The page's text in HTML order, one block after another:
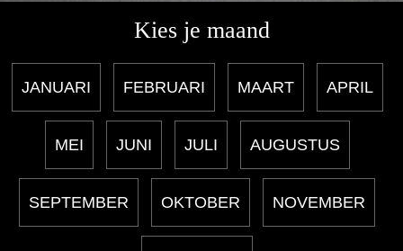
Kies je maand
JANUARI FEBRUARI MAART APRIL
MEI JUNI JULI AUGUSTUS
SEPTEMBER OKTOBER NOVEMBER